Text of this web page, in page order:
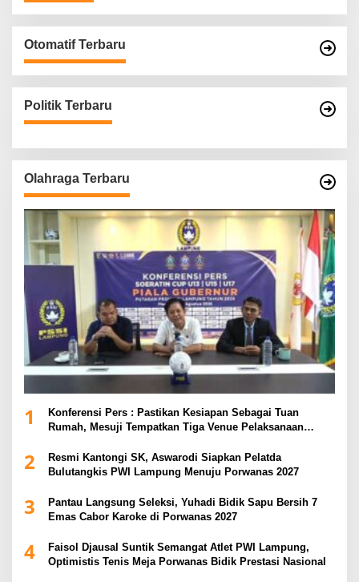
Otomatif Terbaru
Politik Terbaru
Olahraga Terbaru
1
Konferensi Pers : Pastikan Kesiapan Sebagai Tuan
Rumah, Mesuji Tempatkan Tiga Venue Pelaksanaan
2
Resmi Kantongi SK, Aswarodi Siapkan Pelatda
Bulutangkis PWI Lampung Menuju Porwanas 2027
3
Pantau Langsung Seleksi, Yuhadi Bidik Sapu Bersih 7
Emas Cabor Karoke di Porwanas 2027
4
Faisol Djausal Suntik Semangat Atlet PWI Lampung,
Optimistis Tenis Meja Porwanas Bidik Prestasi Nasional